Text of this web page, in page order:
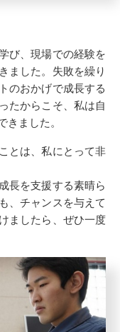
び、現場での経験を
ました。失敗を繰り
のおかげで成長する
たからこそ、私は自
きました。
とは、私にとって非
長を支援する素晴ら
、チャンスを与えて
ましたら、ぜひ一度